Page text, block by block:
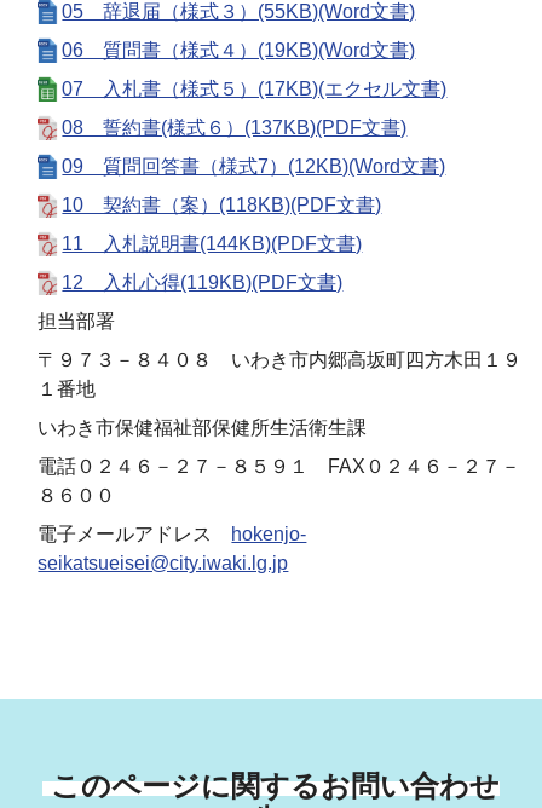
05 辞退届（様式３）(55KB)(Word文書)
06 質問書（様式４）(19KB)(Word文書)
07 入札書（様式５）(17KB)(エクセル文書)
08 誓約書(様式６）(137KB)(PDF文書)
09 質問回答書（様式7）(12KB)(Word文書)
10 契約書（案）(118KB)(PDF文書)
11 入札説明書(144KB)(PDF文書)
12 入札心得(119KB)(PDF文書)
担当部署
〒９７３－８４０８ いわき市内郷高坂町四方木田１９
１番地
いわき市保健福祉部保健所生活衛生課
電話０２４６－２７－８５９１ FAX０２４６－２７－
８６００
電子メールアドレス hokenjo-
seikatsueisei@city.iwaki.lg.jp
このページに関するお問い合わせ